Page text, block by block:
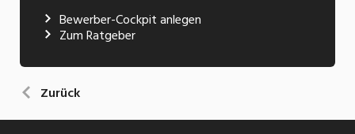
Bewerber-Cockpit anlegen
Zum Ratgeber
Zurück